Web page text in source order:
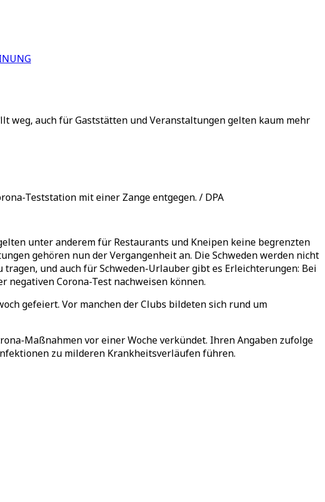
weg, auch für Gaststätten und Veranstaltungen gelten kaum mehr
Teststation mit einer Zange entgegen. / DPA
unter anderem für Restaurants und Kneipen keine begrenzten
gehören nun der Vergangenheit an. Die Schweden werden nicht
und auch für Schweden-Urlauber gibt es Erleichterungen: Bei
negativen Corona-Test nachweisen können.
gefeiert. Vor manchen der Clubs bildeten sich rund um
Maßnahmen vor einer Woche verkündet. Ihren Angaben zufolge
zu milderen Krankheitsverläufen führen.